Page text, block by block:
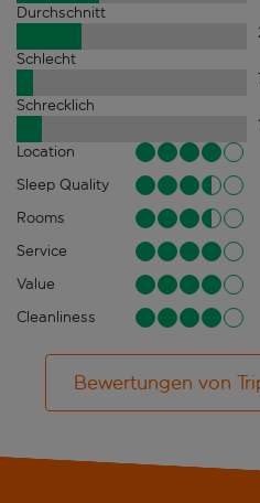
Durchschnitt
Schlecht
Schrecklich
Location
Sleep Quality
Rooms
Service
Value
Cleanliness
Bewertungen von